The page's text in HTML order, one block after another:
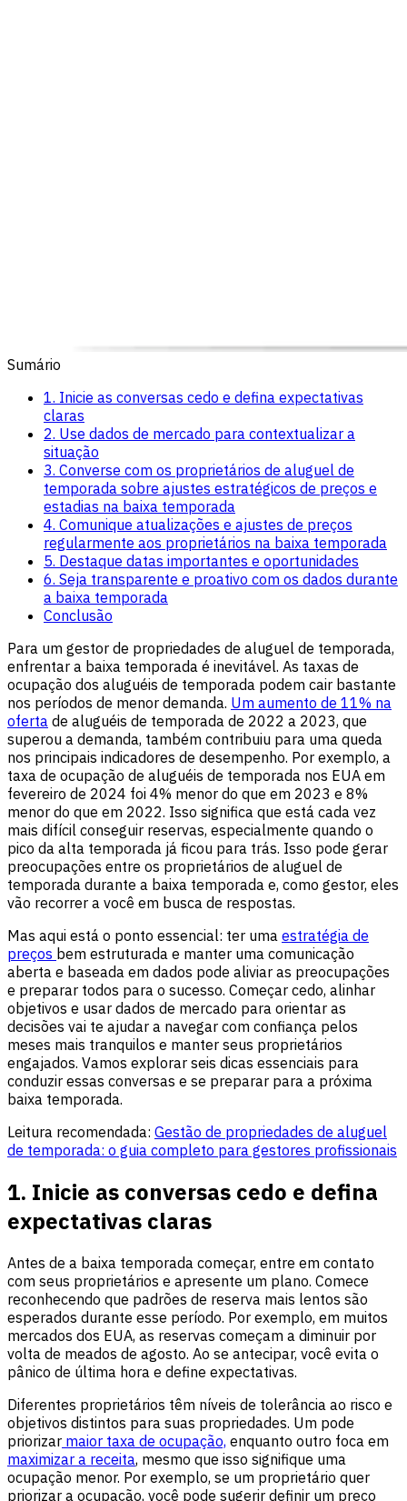
Sumário
1. Inicie as conversas cedo e defina expectativas
claras
2. Use dados de mercado para contextualizar a
situação
3. Converse com os proprietários de aluguel de
temporada sobre ajustes estratégicos de preços e
estadias na baixa temporada
4. Comunique atualizações e ajustes de preços
regularmente aos proprietários na baixa temporada
5. Destaque datas importantes e oportunidades
6. Seja transparente e proativo com os dados durante
a baixa temporada
Conclusão
Para um gestor de propriedades de aluguel de temporada,
enfrentar a baixa temporada é inevitável. As taxas de
ocupação dos aluguéis de temporada podem cair bastante
nos períodos de menor demanda. Um aumento de 11% na
oferta de aluguéis de temporada de 2022 a 2023, que
superou a demanda, também contribuiu para uma queda
nos principais indicadores de desempenho. Por exemplo, a
taxa de ocupação de aluguéis de temporada nos EUA em
fevereiro de 2024 foi 4% menor do que em 2023 e 8%
menor do que em 2022. Isso significa que está cada vez
mais difícil conseguir reservas, especialmente quando o
pico da alta temporada já ficou para trás. Isso pode gerar
preocupações entre os proprietários de aluguel de
temporada durante a baixa temporada e, como gestor, eles
vão recorrer a você em busca de respostas.
Mas aqui está o ponto essencial: ter uma estratégia de
preços bem estruturada e manter uma comunicação
aberta e baseada em dados pode aliviar as preocupações
e preparar todos para o sucesso. Começar cedo, alinhar
objetivos e usar dados de mercado para orientar as
decisões vai te ajudar a navegar com confiança pelos
meses mais tranquilos e manter seus proprietários
engajados. Vamos explorar seis dicas essenciais para
conduzir essas conversas e se preparar para a próxima
baixa temporada.
Leitura recomendada: Gestão de propriedades de aluguel
de temporada: o guia completo para gestores profissionais
1. Inicie as conversas cedo e defina
expectativas claras
Antes de a baixa temporada começar, entre em contato
com seus proprietários e apresente um plano. Comece
reconhecendo que padrões de reserva mais lentos são
esperados durante esse período. Por exemplo, em muitos
mercados dos EUA, as reservas começam a diminuir por
volta de meados de agosto. Ao se antecipar, você evita o
pânico de última hora e define expectativas.
Diferentes proprietários têm níveis de tolerância ao risco e
objetivos distintos para suas propriedades. Um pode
priorizar maior taxa de ocupação, enquanto outro foca em
maximizar a receita, mesmo que isso signifique uma
ocupação menor. Por exemplo, se um proprietário quer
priorizar a ocupação, você pode sugerir definir um preço